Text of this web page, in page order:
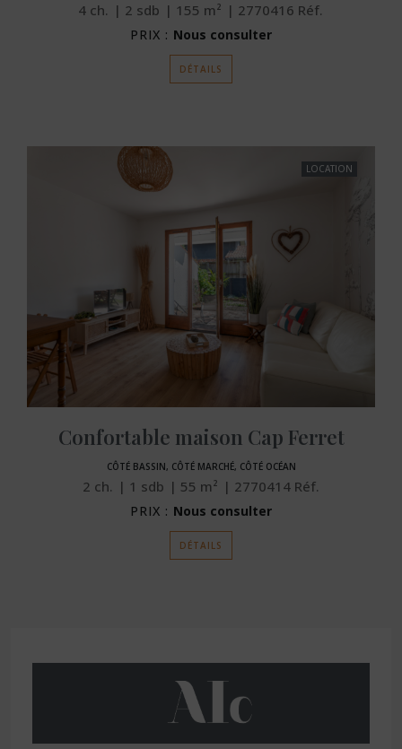
4 ch. 2 sdb 155 m² 2770416 Réf.
PRIX : Nous consulter
DÉTAILS
LOCATION
Confortable maison Cap Ferret
CÔTÉ BASSIN, CÔTÉ MARCHÉ, CÔTÉ OCÉAN
2 ch. 1 sdb 55 m² 2770414 Réf.
PRIX : Nous consulter
DÉTAILS